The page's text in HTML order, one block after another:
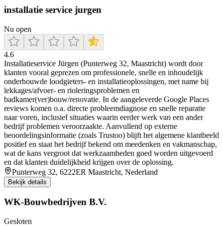
installatie service jurgen
Nu open
4.6
Installatieservice Jürgen (Punterweg 32, Maastricht) wordt door
klanten vooral geprezen om professionele, snelle en inhoudelijk
onderbouwde loodgieters- en installatieoplossingen, met name bij
lekkages/afvoer- en rioleringsproblemen en
badkamer(ver)bouw/renovatie. In de aangeleverde Google Places
reviews komen o.a. directe probleemdiagnose en snelle reparatie
naar voren, inclusief situaties waarin eerder werk van een ander
bedrijf problemen veroorzaakte. Aanvullend op externe
beoordelingsinformatie (zoals Trustoo) blijft het algemene klantbeeld
positief en staat het bedrijf bekend om meedenken en vakmanschap,
wat de kans vergroot dat werkzaamheden goed worden uitgevoerd
en dat klanten duidelijkheid krijgen over de oplossing.
Punterweg 32, 6222ER Maastricht, Nederland
Bekijk details
WK-Bouwbedrijven B.V.
Gesloten